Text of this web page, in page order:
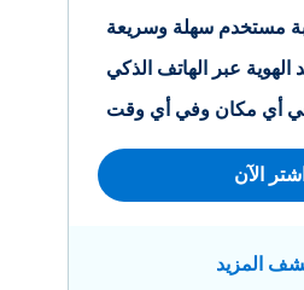
مستخدم سهلة وسريعة
الهوية عبر الهاتف الذكي
أي مكان وفي أي وقت
اشتر الآن
المزيد